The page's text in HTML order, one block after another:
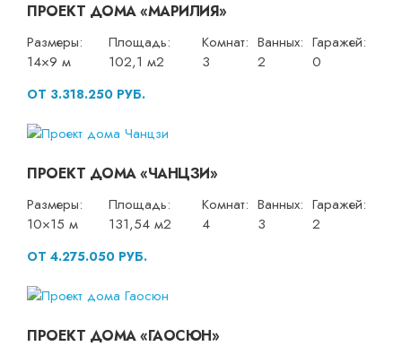
ПРОЕКТ ДОМА «МАРИЛИЯ»
Размеры:
14×9 м
Площадь:
102,1 м2
Комнат:
3
Ванных:
2
Гаражей:
0
ОТ 3.318.250 РУБ.
ПРОЕКТ ДОМА «ЧАНЦЗИ»
Размеры:
10×15 м
Площадь:
131,54 м2
Комнат:
4
Ванных:
3
Гаражей:
2
ОТ 4.275.050 РУБ.
ПРОЕКТ ДОМА «ГАОСЮН»